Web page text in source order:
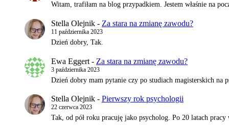
Witam, trafiłam na blog przypadkiem. Jestem właśnie na
Stella Olejnik - Za stara na zmianę zawodu?
11 października 2023
Dzień dobry, Tak.
Ewa Eggert - Za stara na zmianę zawodu?
3 października 2023
Dzień dobry mam pytanie czy po studiach magisterskich na
Stella Olejnik - Pierwszy rok psychologii
22 czerwca 2023
Tak, od pół roku pracuję jako psycholog. Po 20 latach